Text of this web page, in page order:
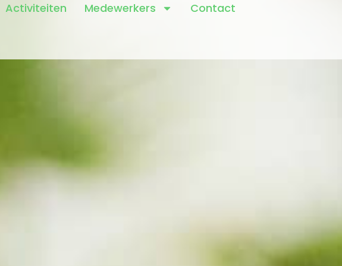
Activiteiten Medewerkers Contact